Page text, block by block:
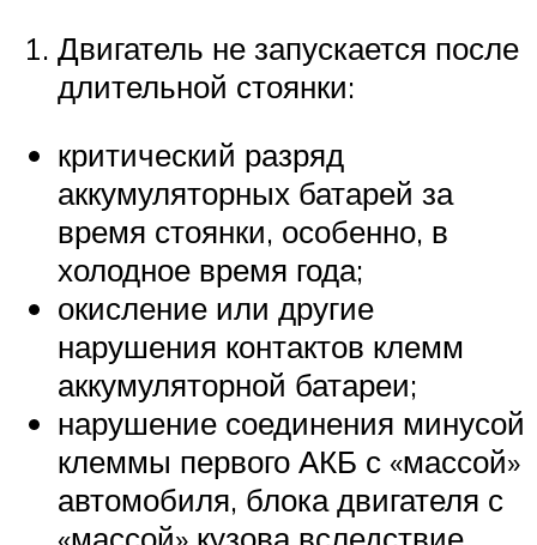
Двигатель не запускается после
длительной стоянки:
критический разряд
аккумуляторных батарей за
время стоянки, особенно, в
холодное время года;
окисление или другие
нарушения контактов клемм
аккумуляторной батареи;
нарушение соединения минусой
клеммы первого АКБ с «массой»
автомобиля, блока двигателя с